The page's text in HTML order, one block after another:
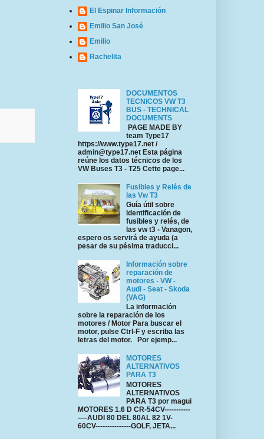
El Espinar Información
Emilio San José
Emilio
Rachelita
DOCUMENTOS
TECNICOS VW T3
BUS - TECHNICAL
DOCUMENTS
PAGE MADE BY
team Type17
https://www.type17.net /
admin@type17.net Esta página
reúne los datos técnicos de los
VW Buses T3 - T25 Cette page...
Fusibles y Relés de
las Vw T3
Guía útil sobre
identificación de
fusibles y relés, de
las vw t3 - Vanagon,
espero os servirá de ayuda (a
pesar de su pésima traducci...
Información sobre
reparación de
motores - VW -
Audi - Seat - Skoda
(VAG)
La información
sobre la reparación de los
motores / Motor Para buscar el
motor, pulse Ctrl-F y escriba las
letras del motor. Por ejemp...
MOTORES
ALTERNATIVOS
PARA T3
MOTORES
ALTERNATIVOS
PARA T3 por magui
MOTORES 1.6 D CR-54CV-----------
----AUDI 80 DEL 80AL 82 1V-
60CV---------------GOLF, JETA...